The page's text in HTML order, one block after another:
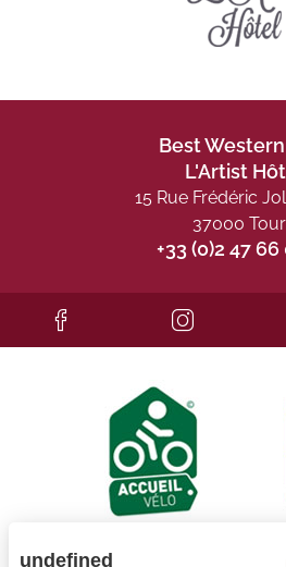
Best
L'Artist
15 Rue Frédéric
37000
+33 (0)2 47 66
Each BWH℠ Hotels property is
undefined